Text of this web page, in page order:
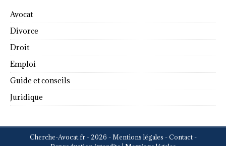
Avocat
Divorce
Droit
Emploi
Guide et conseils
Juridique
Cherche-Avocat.fr - 2026 - Mentions légales - Contact -